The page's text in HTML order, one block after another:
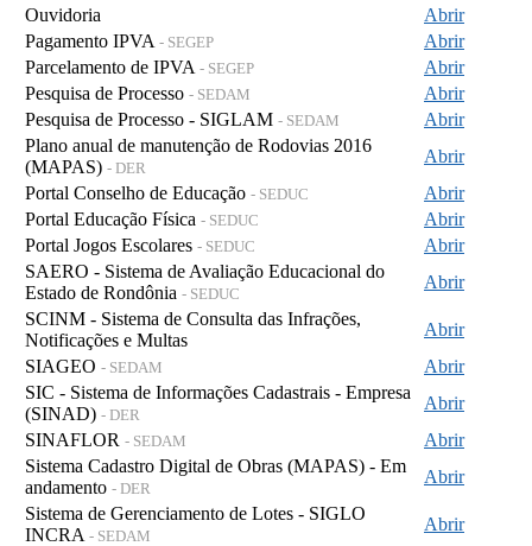
Ouvidoria
Abrir
Pagamento IPVA - SEGEP
Abrir
Parcelamento de IPVA - SEGEP
Abrir
Pesquisa de Processo - SEDAM
Abrir
Pesquisa de Processo - SIGLAM - SEDAM
Abrir
Plano anual de manutenção de Rodovias 2016
(MAPAS) - DER
Abrir
Portal Conselho de Educação - SEDUC
Abrir
Portal Educação Física - SEDUC
Abrir
Portal Jogos Escolares - SEDUC
Abrir
SAERO - Sistema de Avaliação Educacional do
Estado de Rondônia - SEDUC
Abrir
SCINM - Sistema de Consulta das Infrações,
Notificações e Multas
Abrir
SIAGEO - SEDAM
Abrir
SIC - Sistema de Informações Cadastrais - Empresa
(SINAD) - DER
Abrir
SINAFLOR - SEDAM
Abrir
Sistema Cadastro Digital de Obras (MAPAS) - Em
andamento - DER
Abrir
Sistema de Gerenciamento de Lotes - SIGLO
INCRA - SEDAM
Abrir